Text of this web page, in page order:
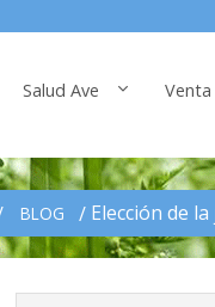
Salud Ave Venta
BLOG Elección de